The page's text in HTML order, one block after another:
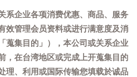
系企业各项消费优惠、商品、服务
效管理会员资料或进行满意度及消
蒐集目的」），本公司或关系企业
，在台湾地区或完成上开蒐集目的
理、利用或国际传输您填载於诚品